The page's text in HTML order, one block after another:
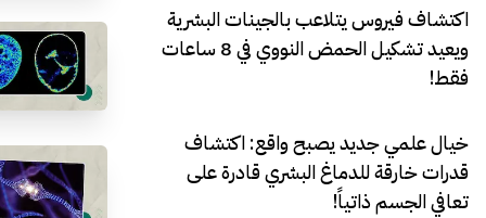
اكتشاف فيروس يتلاعب بالجينات البشرية
ويعيد تشكيل الحمض النووي في 8 ساعات
فقط!
خيال علمي جديد يصبح واقع: اكتشاف
قدرات خارقة للدماغ البشري قادرة على
تعافي الجسم ذاتياً!